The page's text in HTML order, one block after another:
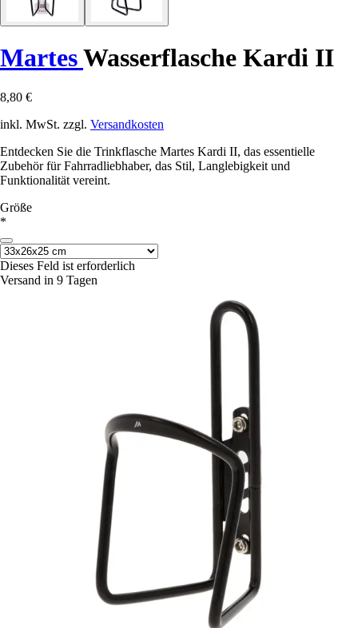
MartesWasserflasche Kardi II
8,80 €
inkl. MwSt. zzgl. Versandkosten
Entdecken Sie die Trinkflasche Martes Kardi II, das essentielle
Zubehör für Fahrradliebhaber, das Stil, Langlebigkeit und
Funktionalität vereint.
Größe
*
Dieses Feld ist erforderlich
Versand in 9 Tagen